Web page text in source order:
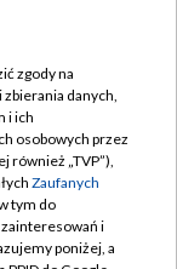
zgody na
danych,
i ich
osobowych przez
również „TVP”),
Zaufanych
tym do
i
poniżej, a